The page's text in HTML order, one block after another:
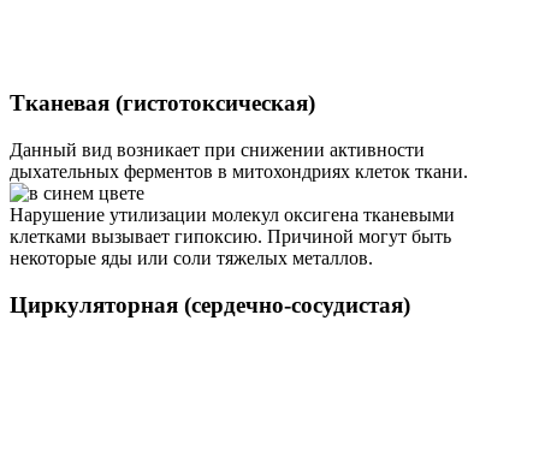
Тканевая (гистотоксическая)
Данный вид возникает при снижении активности
дыхательных ферментов в митохондриях клеток ткани.
Нарушение утилизации молекул оксигена тканевыми
клетками вызывает гипоксию. Причиной могут быть
некоторые яды или соли тяжелых металлов.
Циркуляторная (сердечно-сосудистая)